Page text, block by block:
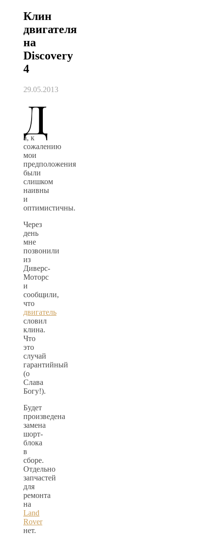
Клин
двигателя
на
Discovery
4
29.05.2013
Д
а, к
сожалению
мои
предположения
были
слишком
наивны
и
оптимистичны.
Через
день
мне
позвонили
из
Диверс-
Моторс
и
сообщили,
что
двигатель
словил
клина.
Что
это
случай
гарантийный
(о
Слава
Богу!).
Будет
произведена
замена
шорт-
блока
в
сборе.
Отдельно
запчастей
для
ремонта
на
Land
Rover
нет.